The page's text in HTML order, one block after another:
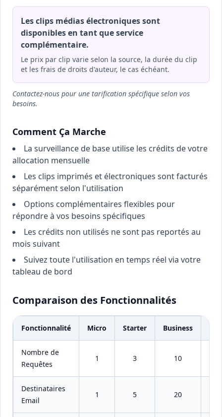
Les clips médias électroniques sont
disponibles en tant que service
complémentaire.
Le prix par clip varie selon la source, la durée du clip
et les frais de droits d'auteur, le cas échéant.
Contactez-nous pour une tarification spécifique selon vos
besoins.
Comment Ça Marche
La surveillance de base utilise les crédits de votre
allocation mensuelle
Les clips imprimés et électroniques sont facturés
séparément selon l'utilisation
Options complémentaires flexibles pour
répondre à vos besoins spécifiques
Les crédits non utilisés ne sont pas reportés au
mois suivant
Suivez toute l'utilisation en temps réel via votre
tableau de bord
Comparaison des Fonctionnalités
Fonctionnalité Micro Starter Business
Nombre de
Requêtes
1 3 10
Destinataires
Email
1 5 20